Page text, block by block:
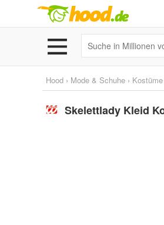
Hood › Mode & Schuhe ›
Skelettlady Kleid